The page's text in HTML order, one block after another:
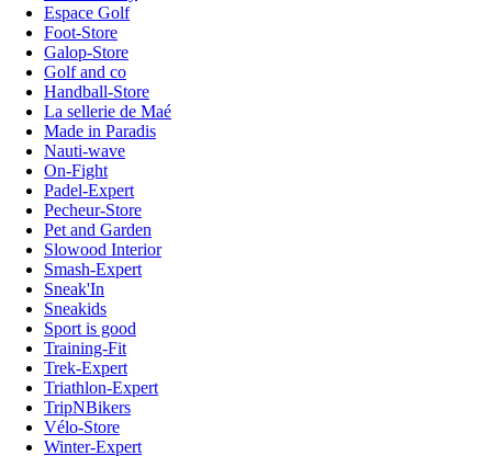
Espace Golf
Foot-Store
Galop-Store
Golf and co
Handball-Store
La sellerie de Maé
Made in Paradis
Nauti-wave
On-Fight
Padel-Expert
Pecheur-Store
Pet and Garden
Slowood Interior
Smash-Expert
Sneak'In
Sneakids
Sport is good
Training-Fit
Trek-Expert
Triathlon-Expert
TripNBikers
Vélo-Store
Winter-Expert